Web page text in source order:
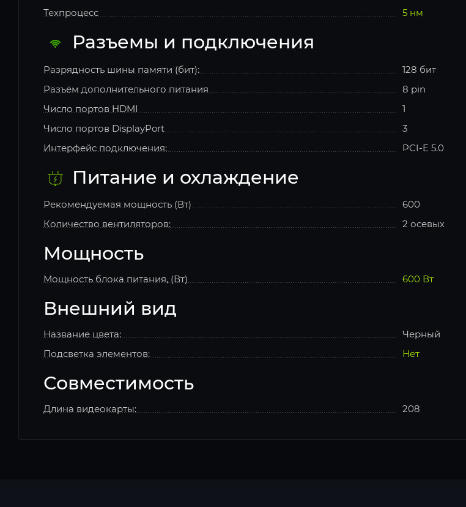
Техпроцесс
5 нм
Разъемы и подключения
Разрядность шины памяти (бит):
128 бит
Разъём дополнительного питания
8 pin
Число портов HDMI
1
Число портов DisplayPort
3
Интерфейс подключения:
PCI-E 5.0
Питание и охлаждение
Рекомендуемая мощность (Вт)
600
Количество вентиляторов:
2 осевых
Мощность
Мощность блока питания, (Вт) 600 Вт
Внешний вид
Название цвета:
Черный
Подсветка элементов:
Нет
Совместимость
Длина видеокарты: 208